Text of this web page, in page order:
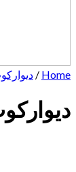
Home
/